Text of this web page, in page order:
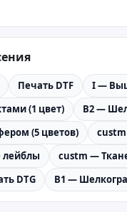
Печать DTF I —
(1 цвет)
B2 —
(5 цветов)
custm —
DTG B1 —